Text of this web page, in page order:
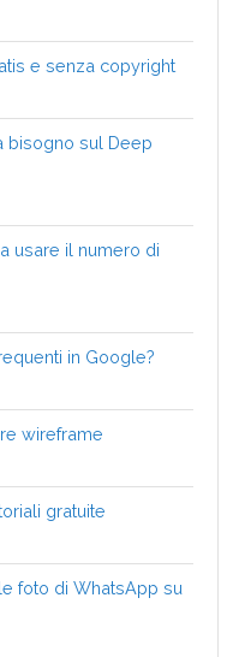
e senza copyright
bisogno sul Deep
usare il numero di
in Google?
wireframe
gratuite
foto di WhatsApp su